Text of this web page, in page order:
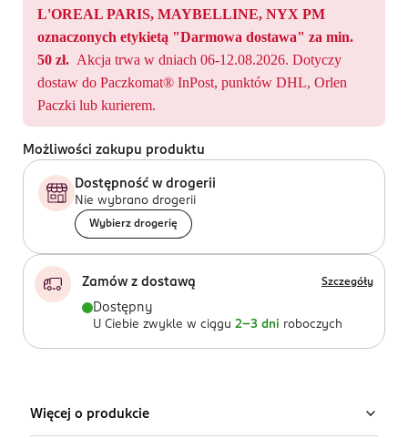
L'OREAL PARIS, MAYBELLINE, NYX PM
oznaczonych etykietą "Darmowa dostawa" za min.
50 zł. Akcja trwa w dniach 06-12.08.2026. Dotyczy
dostaw do Paczkomat® InPost, punktów DHL, Orlen
Paczki lub kurierem.
Możliwości zakupu produktu
Dostępność w drogerii
Nie wybrano drogerii
Wybierz drogerię
Zamów z dostawą Szczegóły
Dostępny
U Ciebie zwykle w ciągu 2-3 dni roboczych
Więcej o produkcie